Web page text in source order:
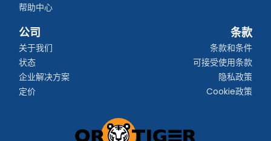
帮助中心
公司
关于我们
状态
企业解决方案
定价
条款
条款和条件
可接受使用条款
隐私政策
Cookie政策